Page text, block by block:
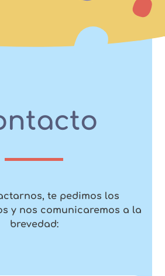
te pedimos los
y nos comunicaremos a la
brevedad: